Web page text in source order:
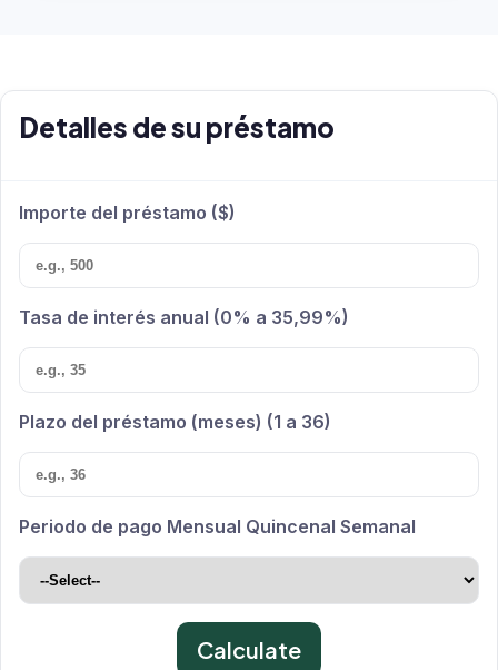
Detalles de su préstamo
Importe del préstamo ($)
Tasa de interés anual (0% a 35,99%)
Plazo del préstamo (meses) (1 a 36)
Periodo de pago Mensual Quincenal Semanal
Calculate